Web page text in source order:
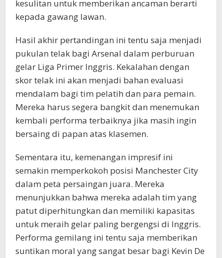
kesulitan untuk memberikan ancaman berarti
kepada gawang lawan.
Hasil akhir pertandingan ini tentu saja menjadi
pukulan telak bagi Arsenal dalam perburuan
gelar Liga Primer Inggris. Kekalahan dengan
skor telak ini akan menjadi bahan evaluasi
mendalam bagi tim pelatih dan para pemain.
Mereka harus segera bangkit dan menemukan
kembali performa terbaiknya jika masih ingin
bersaing di papan atas klasemen.
Sementara itu, kemenangan impresif ini
semakin memperkokoh posisi Manchester City
dalam peta persaingan juara. Mereka
menunjukkan bahwa mereka adalah tim yang
patut diperhitungkan dan memiliki kapasitas
untuk meraih gelar paling bergengsi di Inggris.
Performa gemilang ini tentu saja memberikan
suntikan moral yang sangat besar bagi Kevin De